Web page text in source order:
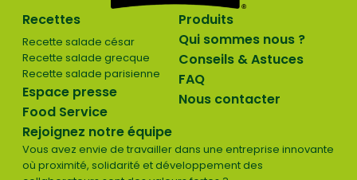
Recettes
Recette salade césar
Recette salade grecque
Recette salade parisienne
Espace presse
Food Service
Produits
Qui sommes nous ?
Conseils & Astuces
FAQ
Nous contacter
Rejoignez notre équipe
Vous avez envie de travailler dans une entreprise innovante
où proximité, solidarité et développement des